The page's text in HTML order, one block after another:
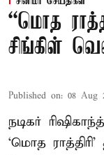
“மொத
சிங்கிள்
Published on: 08 Aug
நடிகர்
‘மொத